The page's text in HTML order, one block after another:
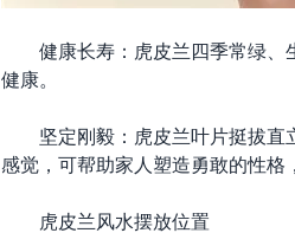
健康长寿：虎皮兰四季常绿、
健康。
坚定刚毅：虎皮兰叶片挺拔直
感觉，可帮助家人塑造勇敢的性格
虎皮兰风水摆放位置